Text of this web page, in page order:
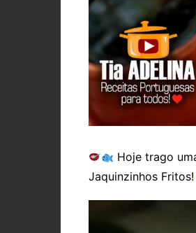
Hoje trago
Jaquinzinhos Fritos!